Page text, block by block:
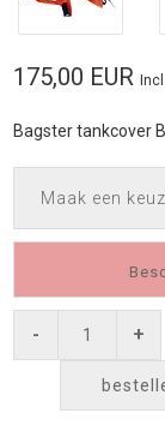
175,00 EUR
Bagster tankcover
Maak een
- +